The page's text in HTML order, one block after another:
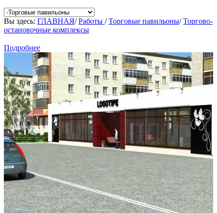
Вы здесь: ГЛАВНАЯ/Работы /Торговые павильоны/Торгово-
остановочные комплексы
Подробнее